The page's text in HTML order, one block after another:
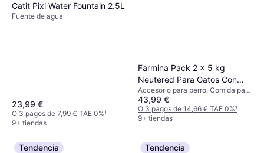
Catit Pixi Water Fountain 2.5L
Fuente de agua
23,99 €
O 3 pagos de 7,99 € TAE 0%¹
9+ tiendas
Farmina Pack 2 x 5 kg
Neutered Para Gatos Con
Pollo
Accesorio para perro, Comida para
gatos
43,99 €
O 3 pagos de 14,66 € TAE 0%¹
9+ tiendas
Tendencia Tendencia